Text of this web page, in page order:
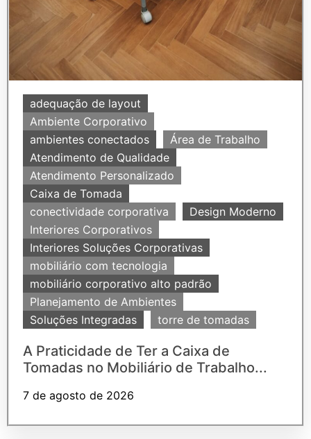
adequação de layout
Ambiente Corporativo
ambientes conectados
Área de Trabalho
Atendimento de Qualidade
Atendimento Personalizado
Caixa de Tomada
conectividade corporativa
Design Moderno
Interiores Corporativos
Interiores Soluções Corporativas
mobiliário com tecnologia
mobiliário corporativo alto padrão
Planejamento de Ambientes
Soluções Integradas
torre de tomadas
A Praticidade de Ter a Caixa de
Tomadas no Mobiliário de Trabalho...
7 de agosto de 2026